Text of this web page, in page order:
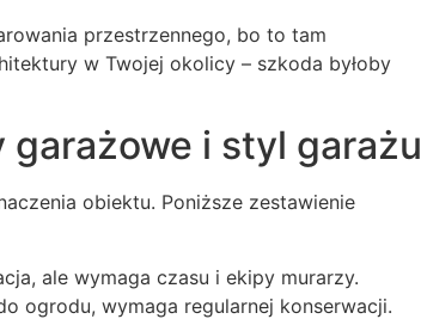
przestrzennego, bo to tam
w Twojej okolicy – szkoda byłoby
garażowe i styl garażu
obiektu. Poniższe zestawienie
ale wymaga czasu i ekipy murarzy.
ogrodu, wymaga regularnej konserwacji.